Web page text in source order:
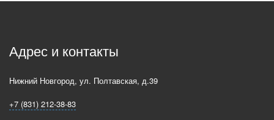
Адрес и контакты
Нижний Новгород, ул. Полтавская, д.39
+7 (831) 212-38-83